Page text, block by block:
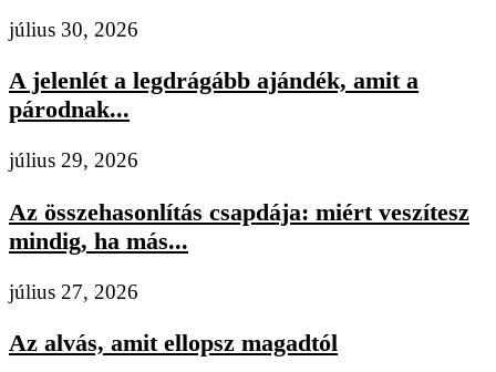
július 30, 2026
A jelenlét a legdrágább ajándék, amit a
párodnak...
július 29, 2026
Az összehasonlítás csapdája: miért veszítesz
mindig, ha más...
július 27, 2026
Az alvás, amit ellopsz magadtól